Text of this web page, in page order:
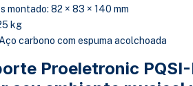
montado: 82 × 83 × 140 mm
kg
carbono com espuma acolchoada
Proeletronic